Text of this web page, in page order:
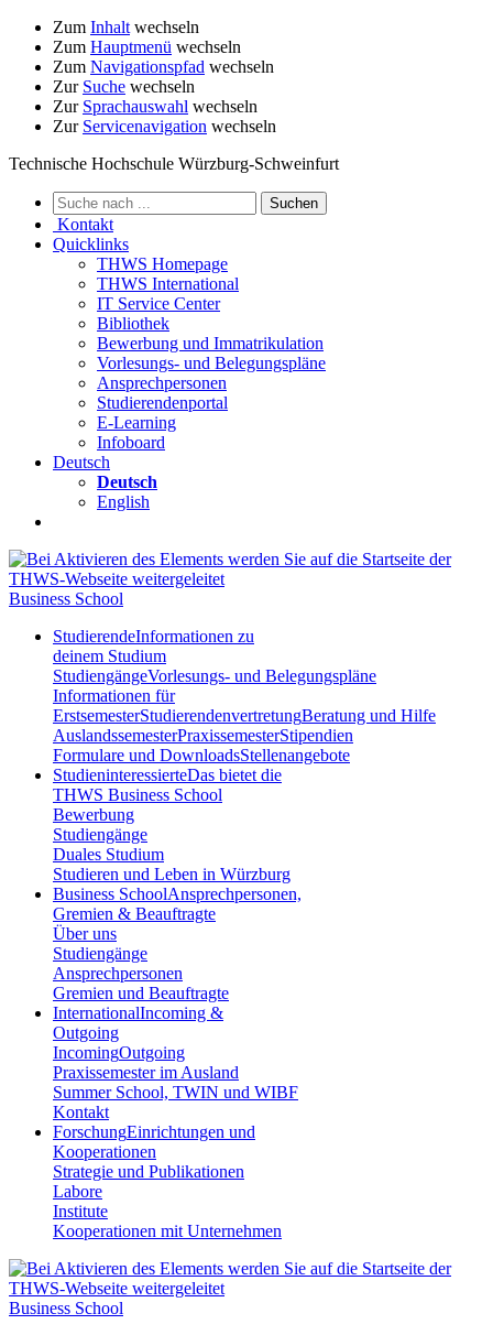
Zum Inhalt wechseln
Zum Hauptmenü wechseln
Zum Navigationspfad wechseln
Zur Suche wechseln
Zur Sprachauswahl wechseln
Zur Servicenavigation wechseln
Technische Hochschule Würzburg-Schweinfurt
Kontakt
Quicklinks
THWS Homepage
THWS International
IT Service Center
Bibliothek
Bewerbung und Immatrikulation
Vorlesungs- und Belegungspläne
Ansprechpersonen
Studierendenportal
E-Learning
Infoboard
Deutsch
Deutsch
English
Business School
StudierendeInformationen zu
deinem Studium
StudiengängeVorlesungs- und Belegungspläne
Informationen für
ErstsemesterStudierendenvertretungBeratung und Hilfe
AuslandssemesterPraxissemesterStipendien
Formulare und DownloadsStellenangebote
StudieninteressierteDas bietet die
THWS Business School
Bewerbung
Studiengänge
Duales Studium
Studieren und Leben in Würzburg
Business SchoolAnsprechpersonen,
Gremien & Beauftragte
Über uns
Studiengänge
Ansprechpersonen
Gremien und Beauftragte
InternationalIncoming &
Outgoing
IncomingOutgoing
Praxissemester im Ausland
Summer School, TWIN und WIBF
Kontakt
ForschungEinrichtungen und
Kooperationen
Strategie und Publikationen
Labore
Institute
Kooperationen mit Unternehmen
Business School